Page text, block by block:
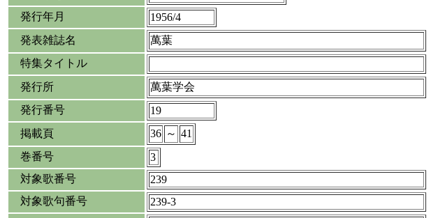
発行年月
1956/4
発表雑誌名
萬葉
特集タイトル
発行所
萬葉学会
発行番号
19
掲載頁
36 ～ 41
巻番号
3
対象歌番号
239
対象歌句番号
239-3